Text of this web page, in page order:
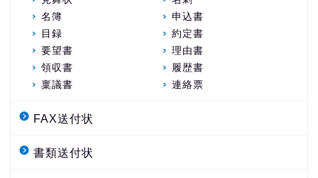
名簿
申込書
目録
約定書
要望書
理由書
領収書
履歴書
稟議書
連絡票
FAX送付状
書類送付状